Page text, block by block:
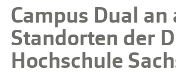
Campus Dual an
Standorten der
Hochschule